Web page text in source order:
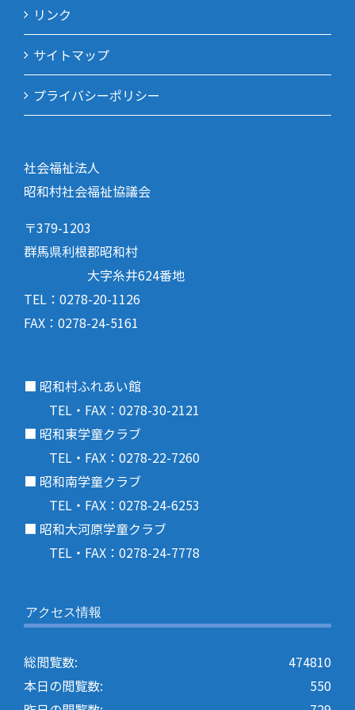
リンク
サイトマップ
プライバシーポリシー
社会福祉法人
昭和村社会福祉協議会
〒379-1203
群馬県利根郡昭和村
大字糸井624番地
TEL：0278-20-1126
FAX：0278-24-5161
■ 昭和村ふれあい館
TEL・FAX：0278-30-2121
■ 昭和東学童クラブ
TEL・FAX：0278-22-7260
■ 昭和南学童クラブ
TEL・FAX：0278-24-6253
■ 昭和大河原学童クラブ
TEL・FAX：0278-24-7778
アクセス情報
474810
総閲覧数:
550
本日の閲覧数: